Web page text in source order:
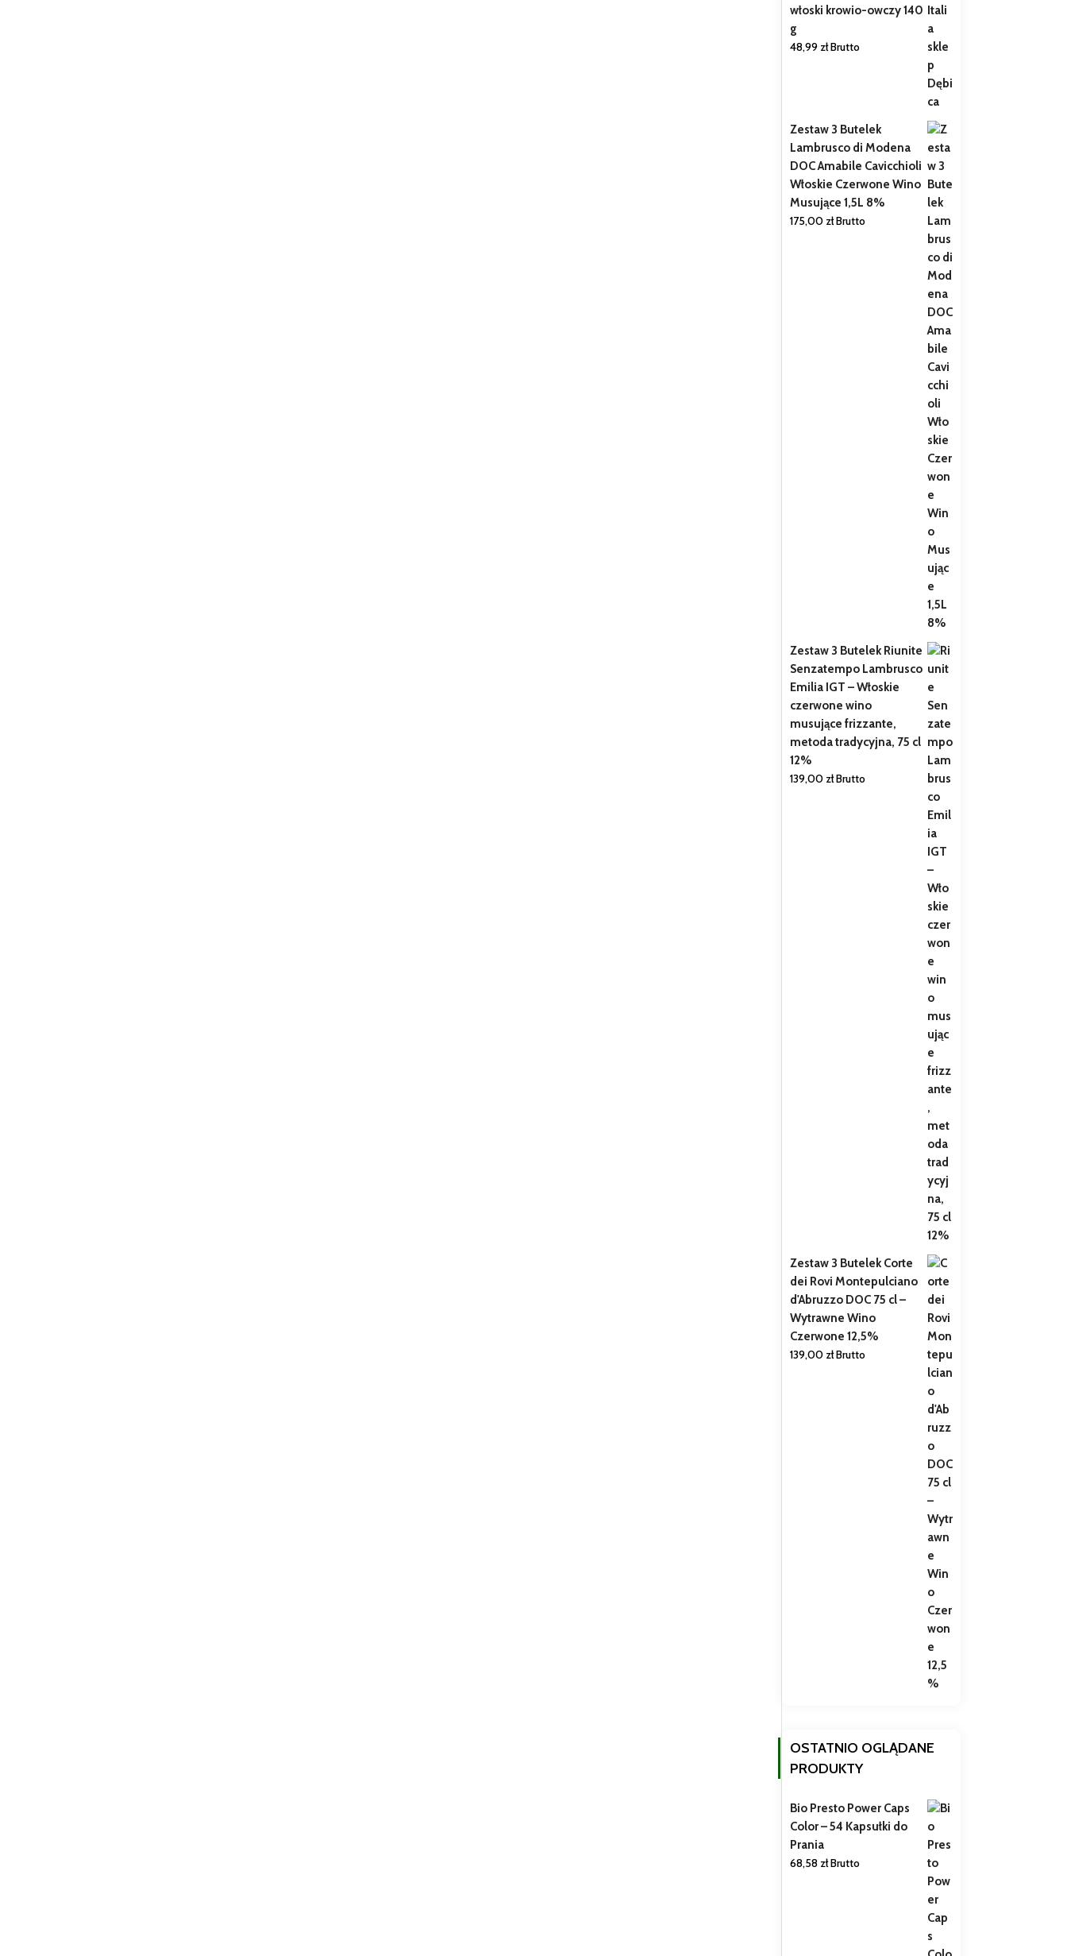
włoski krowio-owczy 140
g
48,99 złBrutto
Zestaw 3 Butelek
Lambrusco di Modena
DOC Amabile Cavicchioli
Włoskie Czerwone Wino
Musujące 1,5L 8%
175,00 złBrutto
Zestaw 3 Butelek Riunite
Senzatempo Lambrusco
Emilia IGT – Włoskie
czerwone wino
musujące frizzante,
metoda tradycyjna, 75 cl
12%
139,00 złBrutto
Zestaw 3 Butelek Corte
dei Rovi Montepulciano
d'Abruzzo DOC 75 cl –
Wytrawne Wino
Czerwone 12,5%
139,00 złBrutto
OSTATNIO OGLĄDANE
PRODUKTY
Bio Presto Power Caps
Color – 54 Kapsułki do
Prania
68,58 złBrutto